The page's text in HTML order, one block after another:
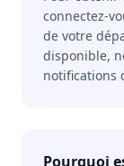
connectez-
de votre
disponible,
notifications
Pourquoi